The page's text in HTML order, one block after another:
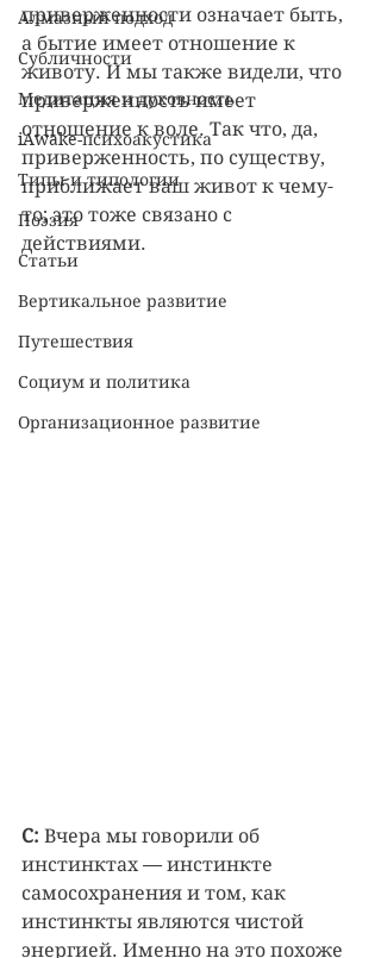
Алмазный подход
Субличности
Медитация и духовность
iAwake-психоакустика
Типы и типологии
Поэзия
Статьи
Вертикальное развитие
Путешествия
Социум и политика
Организационное развитие
приверженности означает быть,
а бытие имеет отношение к
животу. И мы также видели, что
приверженность имеет
отношение к воле. Так что, да,
приверженность, по существу,
приближает ваш живот к чему-
то; это тоже связано с
действиями.
С: Вчера мы говорили об
инстинктах — инстинкте
самосохранения и том, как
инстинкты являются чистой
энергией. Именно на это похоже